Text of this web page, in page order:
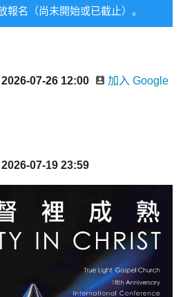
報名（尚未開始或已截止）。
2026-07-26 12:00
加入 Google
2026-07-19 23:59